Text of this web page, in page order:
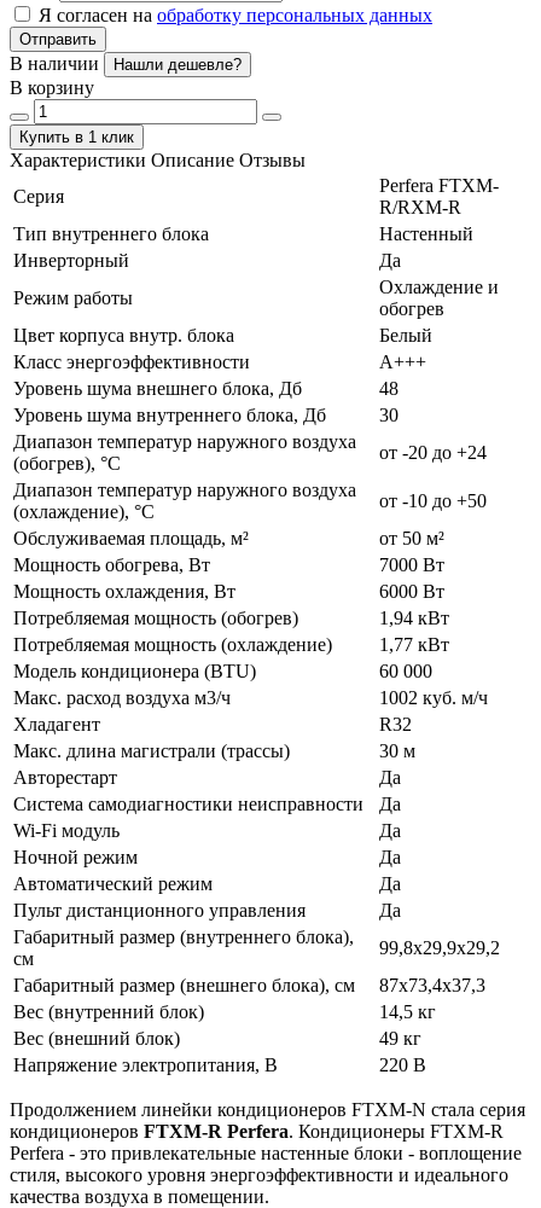
Я согласен на обработку персональных данных
Отправить
В наличии Нашли дешевле?
В корзину
Купить в 1 клик
Характеристики Описание Отзывы
Серия
Perfera FTXM-
R/RXM-R
Тип внутреннего блока
Настенный
Инверторный
Да
Режим работы
Охлаждение и
обогрев
Цвет корпуса внутр. блока
Белый
Класс энергоэффективности
А+++
Уровень шума внешнего блока, Дб
48
Уровень шума внутреннего блока, Дб
30
Диапазон температур наружного воздуха
(обогрев), °C
от -20 до +24
Диапазон температур наружного воздуха
(охлаждение), °C
от -10 до +50
Обслуживаемая площадь, м²
от 50 м²
Мощность обогрева, Вт
7000 Вт
Мощность охлаждения, Вт
6000 Вт
Потребляемая мощность (обогрев)
1,94 кВт
Потребляемая мощность (охлаждение)
1,77 кВт
Модель кондиционера (BTU)
60 000
Макс. расход воздуха м3/ч
1002 куб. м/ч
Хладагент
R32
Макс. длина магистрали (трассы)
30 м
Авторестарт
Да
Система самодиагностики неисправности
Да
Wi-Fi модуль
Да
Ночной режим
Да
Автоматический режим
Да
Пульт дистанционного управления
Да
Габаритный размер (внутреннего блока),
см
99,8x29,9x29,2
Габаритный размер (внешнего блока), см
87x73,4x37,3
Вес (внутренний блок)
14,5 кг
Вес (внешний блок)
49 кг
Напряжение электропитания, В
220 В
Продолжением линейки кондиционеров FTXM-N стала серия
кондиционеров FTXM-R Perfera. Кондиционеры FTXM-R
Perfera - это привлекательные настенные блоки - воплощение
стиля, высокого уровня энергоэффективности и идеального
качества воздуха в помещении.